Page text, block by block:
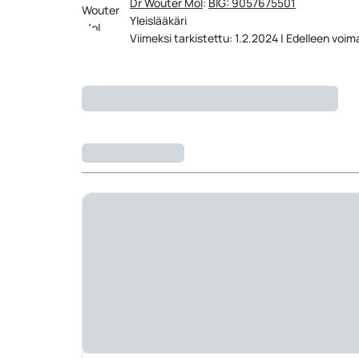
Yleislääkäri
Viimeksi tarkistettu: 1.2.2024 | Edelleen